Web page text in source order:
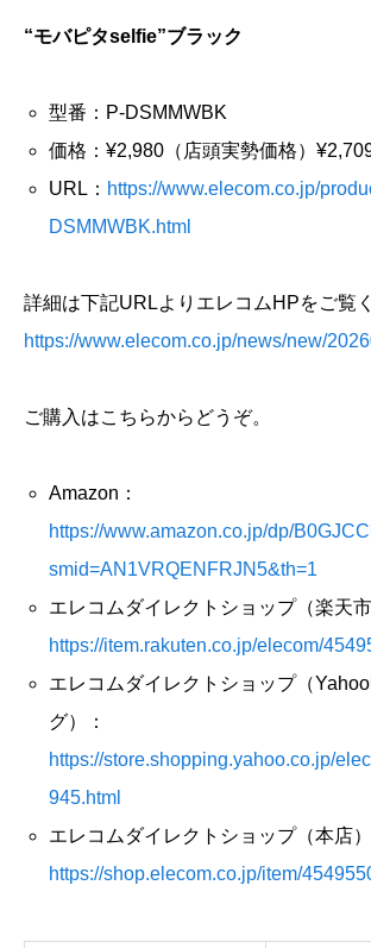
“モバピタselfie”ブラック
型番：P-DSMMWBK
価格：¥2,980（店頭実勢価格）¥2,709
URL： https://www.elecom.co.jp/
DSMMWBK.html
詳細は下記URLよりエレコムHPをご覧
https://www.elecom.co.jp/news/new/
ご購入はこちらからどうぞ。
Amazon：
https://www.amazon.co.jp/dp/
smid=AN1VRQENFRJN5&th=1
エレコムダイレクトショップ（楽天市
https://item.rakuten.co.jp/elecom/
エレコムダイレクトショップ（
グ）：
https://store.shopping.yahoo.co.jp/
945.html
エレコムダイレクトショップ（本店）
https://shop.elecom.co.jp/item/